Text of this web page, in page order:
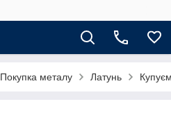
Покупка металу Латунь